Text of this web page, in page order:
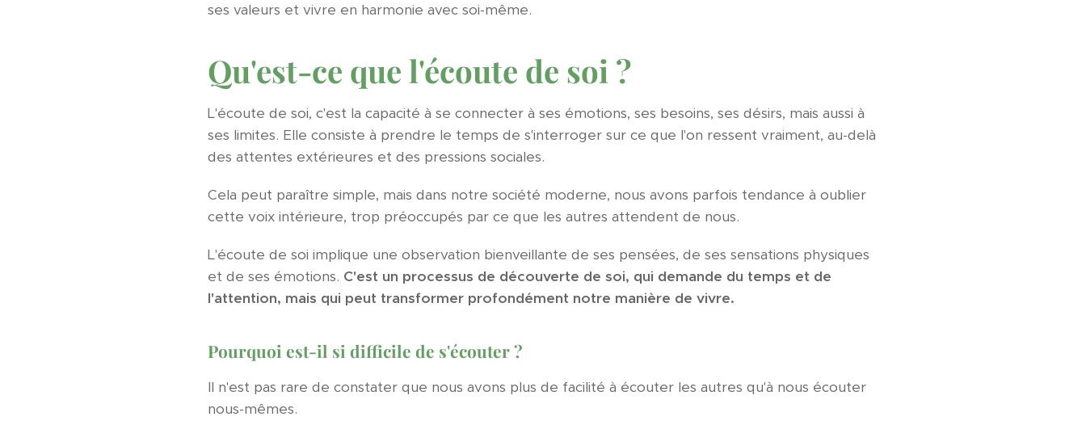
ses valeurs et vivre en harmonie avec soi-même.
Qu'est-ce que l'écoute de soi ?
L'écoute de soi, c'est la capacité à se connecter à ses émotions, ses besoins, ses désirs, mais aussi à
ses limites. Elle consiste à prendre le temps de s'interroger sur ce que l'on ressent vraiment, au-delà
des attentes extérieures et des pressions sociales.
Cela peut paraître simple, mais dans notre société moderne, nous avons parfois tendance à oublier
cette voix intérieure, trop préoccupés par ce que les autres attendent de nous.
L'écoute de soi implique une observation bienveillante de ses pensées, de ses sensations physiques
et de ses émotions. C'est un processus de découverte de soi, qui demande du temps et de
l'attention, mais qui peut transformer profondément notre manière de vivre.
Pourquoi est-il si difficile de s'écouter ?
Il n'est pas rare de constater que nous avons plus de facilité à écouter les autres qu'à nous écouter
nous-mêmes.